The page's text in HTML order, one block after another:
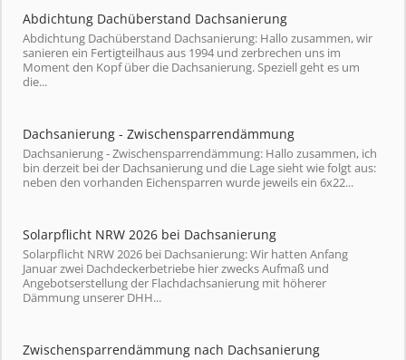
Abdichtung Dachüberstand Dachsanierung
Abdichtung Dachüberstand Dachsanierung: Hallo zusammen, wir
sanieren ein Fertigteilhaus aus 1994 und zerbrechen uns im
Moment den Kopf über die Dachsanierung. Speziell geht es um
die...
Dachsanierung - Zwischensparrendämmung
Dachsanierung - Zwischensparrendämmung: Hallo zusammen, ich
bin derzeit bei der Dachsanierung und die Lage sieht wie folgt aus:
neben den vorhanden Eichensparren wurde jeweils ein 6x22...
Solarpflicht NRW 2026 bei Dachsanierung
Solarpflicht NRW 2026 bei Dachsanierung: Wir hatten Anfang
Januar zwei Dachdeckerbetriebe hier zwecks Aufmaß und
Angebotserstellung der Flachdachsanierung mit höherer
Dämmung unserer DHH...
Zwischensparrendämmung nach Dachsanierung